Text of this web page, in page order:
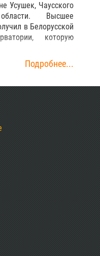
Усушек, Чаусского
Высшее
в Белорусской
которую
Подробнее...